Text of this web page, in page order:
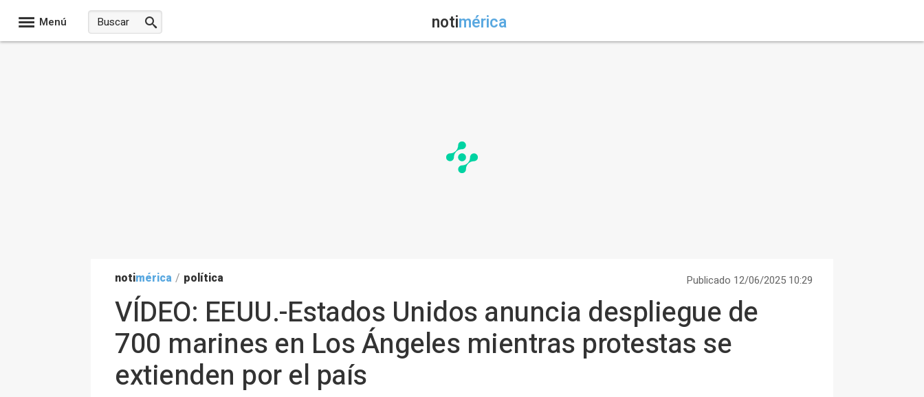
Menú notimérica
notimérica / política Publicado 12/06/2025 10:29
VÍDEO: EEUU.-Estados Unidos anuncia despliegue de
700 marines en Los Ángeles mientras protestas se
extienden por el país